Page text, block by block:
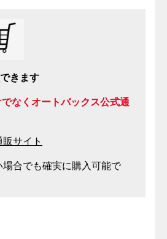
きます
なくオートバックス公式通
サイト
合でも確実に購入可能で